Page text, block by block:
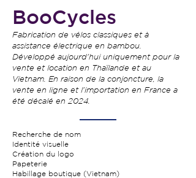
BooCycles
Fabrication de vélos classiques et à
assistance électrique en bambou.
Développé aujourd'hui uniquement pour la
vente et location en Thaïlande et au
Vietnam. En raison de la conjoncture, la
vente en ligne et l'importation en France a
été décalé en 2024.
Recherche de nom
Identité visuelle
Création du logo
Papeterie
Habillage boutique (Vietnam)